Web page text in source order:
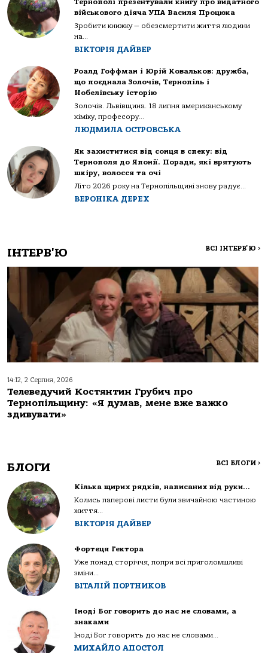
Тернополі презентували книгу про видатного
військового діяча УПА Василя Процюка
Зробити книжку — обезсмертити життя людини
на...
ВІКТОРІЯ ДАЙВЕР
Роалд Гоффман і Юрій Ковальков: дружба,
що поєднала Золочів, Тернопіль і
Нобелівську історію
Золочів. Львівщина. 18 липня американському
хіміку, професору...
ЛЮДМИЛА ОСТРОВСЬКА
Як захиститися від сонця в спеку: від
Тернополя до Японії. Поради, які врятують
шкіру, волосся та очі
Літо 2026 року на Тернопільщині знову радує...
ВЕРОНІКА ДЕРЕХ
ІНТЕРВ'Ю ВСІ ІНТЕРВ'Ю >
14:12, 2 Серпня, 2026
Телеведучий Костянтин Грубич про
Тернопільщину: «Я думав, мене вже важко
здивувати»
БЛОГИ ВСІ БЛОГИ >
Кілька щирих рядків, написаних від руки…
Колись паперові листи були звичайною частиною
життя...
ВІКТОРІЯ ДАЙВЕР
Фортеця Гектора
Уже понад сторіччя, попри всі приголомшливі
зміни...
ВІТАЛІЙ ПОРТНИКОВ
Іноді Бог говорить до нас не словами, а
знаками
Іноді Бог говорить до нас не словами...
МИХАЙЛО АПОСТОЛ